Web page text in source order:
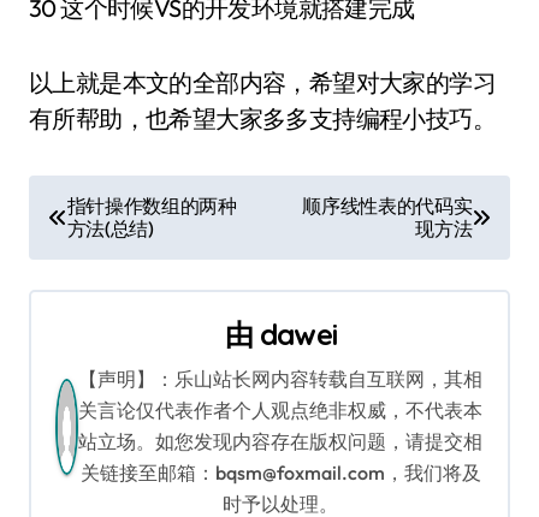
30 这个时候VS的开发环境就搭建完成
以上就是本文的全部内容，希望对大家的学习
有所帮助，也希望大家多多支持编程小技巧。
文
章
导
指针操作数组的两种
方法(总结)
顺序线性表的代码实
现方法
由 dawei
【声明】：乐山站长网内容转载自互联网，其相
关言论仅代表作者个人观点绝非权威，不代表本
站立场。如您发现内容存在版权问题，请提交相
关链接至邮箱：bqsm@foxmail.com，我们将及
时予以处理。